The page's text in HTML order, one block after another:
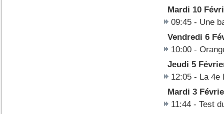
Mardi 10
09:45 - Une
Vendredi 6
10:00 -
Jeudi 5
12:05 - La 4e
Mardi 3
11:44 - Test